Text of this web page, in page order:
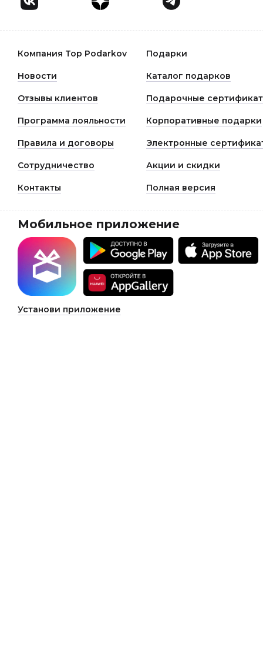
Компания Top Podarkov Подарки
Новости Каталог подарков
Отзывы клиентов Подарочные
Программа лояльности Корпоративные подарки
Правила и договоры Электронные
Сотрудничество Акции и скидки
Контакты Полная версия
Мобильное приложение
Установи приложение